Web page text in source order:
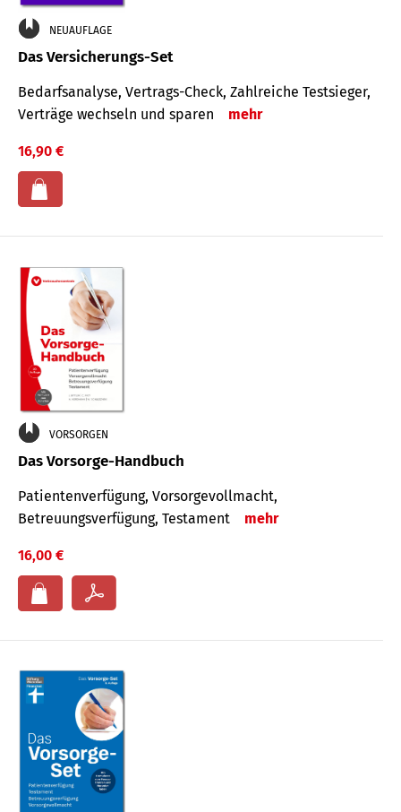
NEUAUFLAGE
Das Versicherungs-Set
Bedarfsanalyse, Vertrags-Check, Zahlreiche Testsieger,
Verträge wechseln und sparen
mehr
16,90 €
VORSORGEN
Das Vorsorge-Handbuch
Patientenverfügung, Vorsorgevollmacht,
Betreuungsverfügung, Testament
mehr
16,00 €